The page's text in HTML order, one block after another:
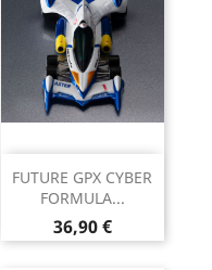
FUTURE GPX CYBER
FORMULA...
Prix
36,90 €